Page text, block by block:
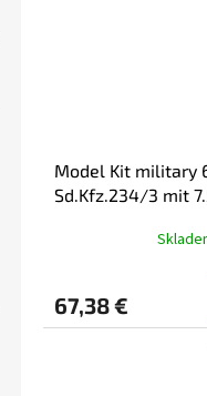
Model Kit military
Sd.Kfz.234/3 mit
67,38 €